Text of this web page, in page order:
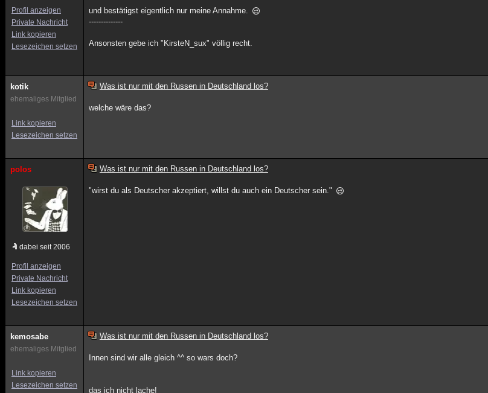
Profil anzeigen
Private Nachricht
Link kopieren
Lesezeichen setzen
und bestätigst eigentlich nur meine Annahme.
--------------
Ansonsten gebe ich "KirsteN_sux" völlig recht.
kotik
ehemaliges Mitglied
Link kopieren
Lesezeichen setzen
Was ist nur mit den Russen in Deutschland los?
welche wäre das?
polos
dabei seit 2006
Profil anzeigen
Private Nachricht
Link kopieren
Lesezeichen setzen
Was ist nur mit den Russen in Deutschland los?
"wirst du als Deutscher akzeptiert, willst du auch ein Deutscher sein."
kemosabe
ehemaliges Mitglied
Link kopieren
Lesezeichen setzen
Was ist nur mit den Russen in Deutschland los?
Innen sind wir alle gleich ^^ so wars doch?
das ich nicht lache!